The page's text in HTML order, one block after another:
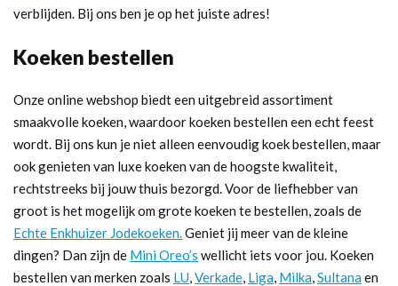
verblijden. Bij ons ben je op het juiste adres!
Koeken bestellen
Onze online webshop biedt een uitgebreid assortiment
smaakvolle koeken, waardoor koeken bestellen een echt feest
wordt. Bij ons kun je niet alleen eenvoudig koek bestellen, maar
ook genieten van luxe koeken van de hoogste kwaliteit,
rechtstreeks bij jouw thuis bezorgd. Voor de liefhebber van
groot is het mogelijk om grote koeken te bestellen, zoals de
Echte Enkhuizer Jodekoeken.Geniet jij meer van de kleine
dingen? Dan zijn de Mini Oreo’s wellicht iets voor jou. Koeken
bestellen van merken zoals LU,Verkade, Liga, Milka,Sultana en